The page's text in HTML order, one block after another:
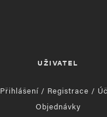
UŽIVATEL
Přihlášení / Registrace /
Objednávky